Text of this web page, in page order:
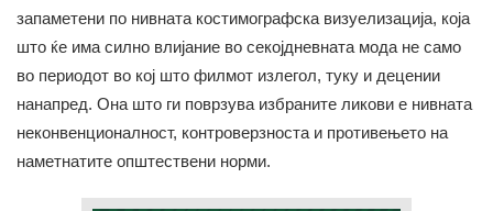
запаметени по нивната костимографска визуелизација, која
што ќе има силно влијание во секојдневната мода не само
во периодот во кој што филмот излегол, туку и децении
нанапред. Она што ги поврзува избраните ликови е нивната
неконвенционалност, контроверзноста и противењето на
наметнатите општествени норми.